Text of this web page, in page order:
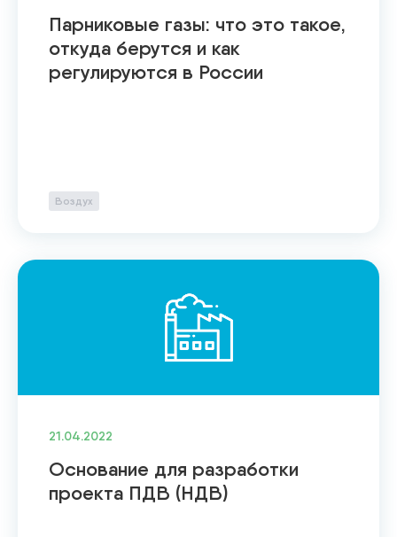
Парниковые газы: что это такое,
откуда берутся и как
регулируются в России
Воздух
21.04.2022
Основание для разработки
проекта ПДВ (НДВ)